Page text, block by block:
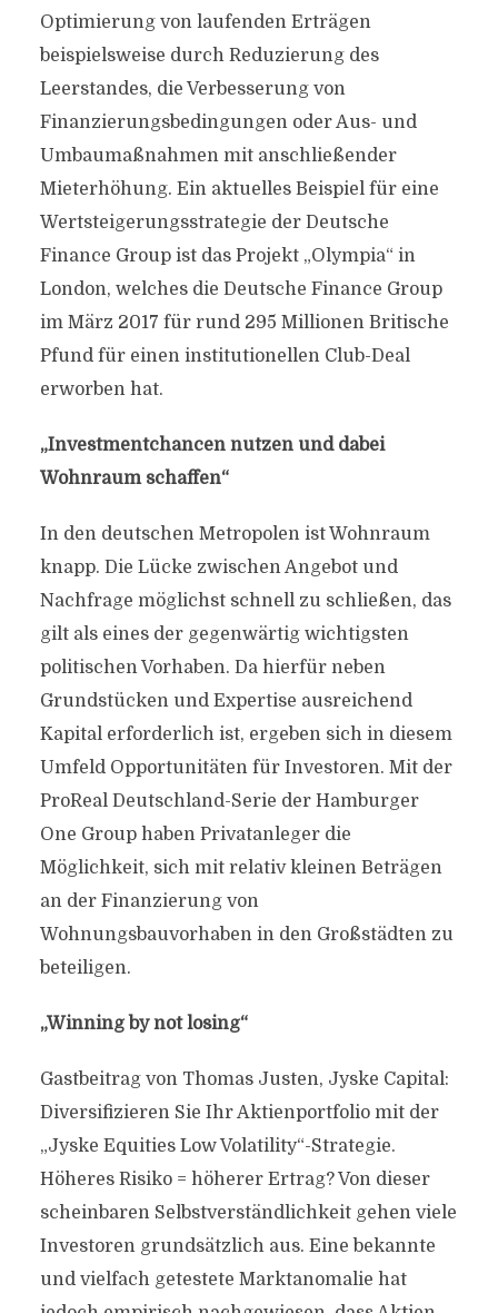
Optimierung von laufenden Erträgen
beispielsweise durch Reduzierung des
Leerstandes, die Verbesserung von
Finanzierungsbedingungen oder Aus- und
Umbaumaßnahmen mit anschließender
Mieterhöhung. Ein aktuelles Beispiel für eine
Wertsteigerungsstrategie der Deutsche
Finance Group ist das Projekt „Olympia“ in
London, welches die Deutsche Finance Group
im März 2017 für rund 295 Millionen Britische
Pfund für einen institutionellen Club-Deal
erworben hat.
„Investmentchancen nutzen und dabei
Wohnraum schaffen“
In den deutschen Metropolen ist Wohnraum
knapp. Die Lücke zwischen Angebot und
Nachfrage möglichst schnell zu schließen, das
gilt als eines der gegenwärtig wichtigsten
politischen Vorhaben. Da hierfür neben
Grundstücken und Expertise ausreichend
Kapital erforderlich ist, ergeben sich in diesem
Umfeld Opportunitäten für Investoren. Mit der
ProReal Deutschland-Serie der Hamburger
One Group haben Privatanleger die
Möglichkeit, sich mit relativ kleinen Beträgen
an der Finanzierung von
Wohnungsbauvorhaben in den Großstädten zu
beteiligen.
„Winning by not losing“
Gastbeitrag von Thomas Justen, Jyske Capital:
Diversifizieren Sie Ihr Aktienportfolio mit der
„Jyske Equities Low Volatility“-Strategie.
Höheres Risiko = höherer Ertrag? Von dieser
scheinbaren Selbstverständlichkeit gehen viele
Investoren grundsätzlich aus. Eine bekannte
und vielfach getestete Marktanomalie hat